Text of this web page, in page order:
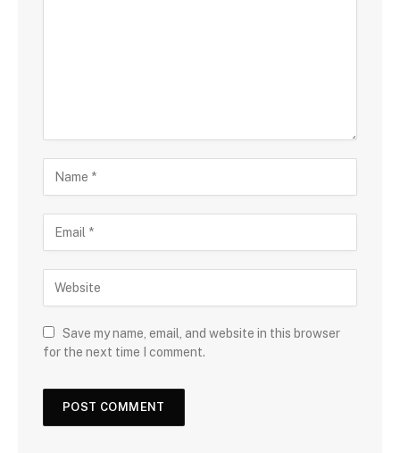
Save my name, email, and website in this browser
for the next time I comment.